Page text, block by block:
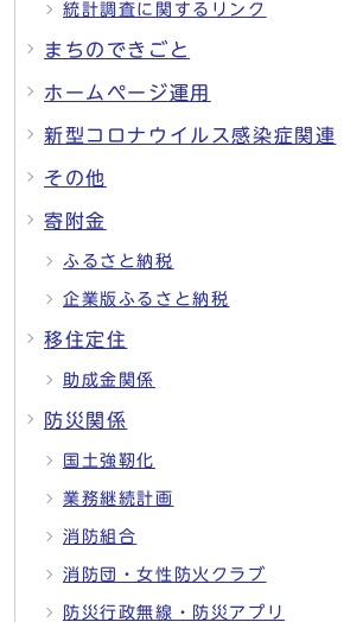
統計調査に関するリンク
まちのできごと
ホームページ運用
新型コロナウイルス感染症関連
その他
寄附金
ふるさと納税
企業版ふるさと納税
移住定住
助成金関係
防災関係
国土強靭化
業務継続計画
消防組合
消防団・女性防火クラブ
防災行政無線・防災アプリ